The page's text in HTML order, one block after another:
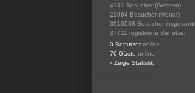
4131 Besucher (Gestern)
22064 Besucher (Monat)
3916538 Besucher insgesamt
37711 registrierte Benutzer
0 Benutzer online
76 Gäste online
• Zeige Statistik